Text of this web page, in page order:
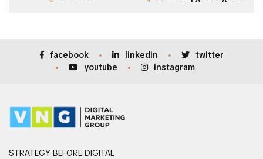
facebook linkedin
twitter
youtube
instagram
STRATEGY BEFORE DIGITAL